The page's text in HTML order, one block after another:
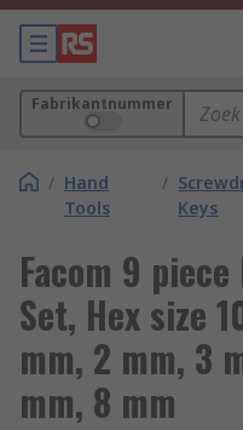
Fabrikantnummer
/ Hand
Tools
/
Keys
Facom 9
Set, Hex size
mm, 2 mm, 3
mm, 8 mm